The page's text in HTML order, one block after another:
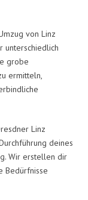
von Linz
unterschiedlich
grobe
ermitteln,
Linz
deines
Wir erstellen dir
Bedürfnisse